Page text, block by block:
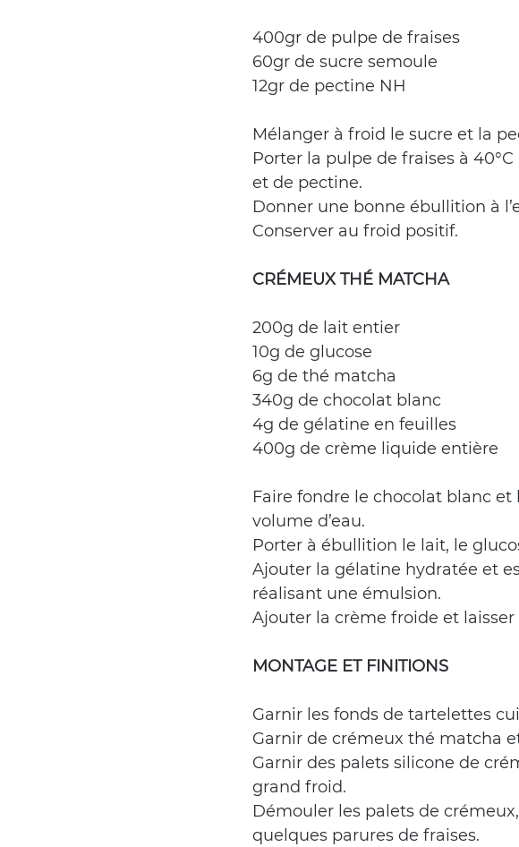
400gr de pulpe de fraises
60gr de sucre semoule
12gr de pectine NH
Mélanger à froid le sucre et la
Porter la pulpe de fraises à
et de pectine.
Donner une bonne ébullition à
Conserver au froid positif.
CRÉMEUX THÉ MATCHA
200g de lait entier
10g de glucose
6g de thé matcha
340g de chocolat blanc
4g de gélatine en feuilles
400g de crème liquide entière
Faire fondre le chocolat blanc
volume d’eau.
Porter à ébullition le lait, le
Ajouter la gélatine hydratée et
réalisant une émulsion.
Ajouter la crème froide et
MONTAGE ET FINITIONS
Garnir les fonds de tartelettes
Garnir de crémeux thé matcha
Garnir des palets silicone de
grand froid.
Démouler les palets de
quelques parures de fraises.